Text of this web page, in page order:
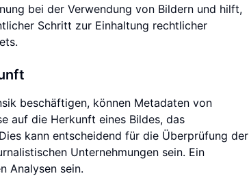
bei der Verwendung von Bildern und hilft,
Schritt zur Einhaltung rechtlicher
beschäftigen, können Metadaten von
auf die Herkunft eines Bildes, das
kann entscheidend für die Überprüfung der
Unternehmungen sein. Ein
Analysen sein.